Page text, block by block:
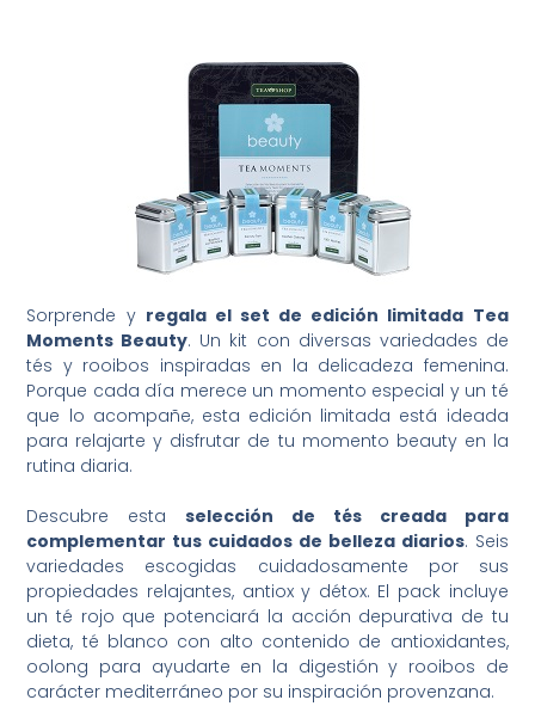
Sorprende y regala el set de edición limitada Tea
Moments Beauty. Un kit con diversas variedades de
tés y rooibos inspiradas en la delicadeza femenina.
Porque cada día merece un momento especial y un té
que lo acompañe, esta edición limitada está ideada
para relajarte y disfrutar de tu momento beauty en la
rutina diaria.
Descubre estaselección de tés creada para
complementar tus cuidados de belleza diarios. Seis
variedades escogidas cuidadosamente por sus
propiedades relajantes, antiox y détox. El pack incluye
un té rojo que potenciará la acción depurativa de tu
dieta, té blanco con alto contenido de antioxidantes,
oolong para ayudarte en la digestión y rooibos de
carácter mediterráneo por su inspiración provenzana.